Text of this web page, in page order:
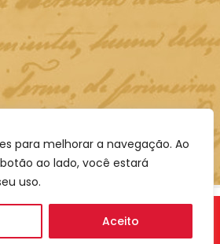
para melhorar a navegação. Ao
ao lado, você estará
uso.
Aceito
Associação Nacional de História,